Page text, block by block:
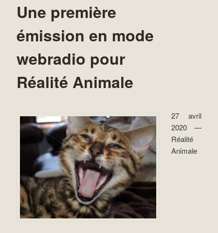
Une première
émission en mode
webradio pour
Réalité Animale
27 avril
2020 —
Réalité
Animale